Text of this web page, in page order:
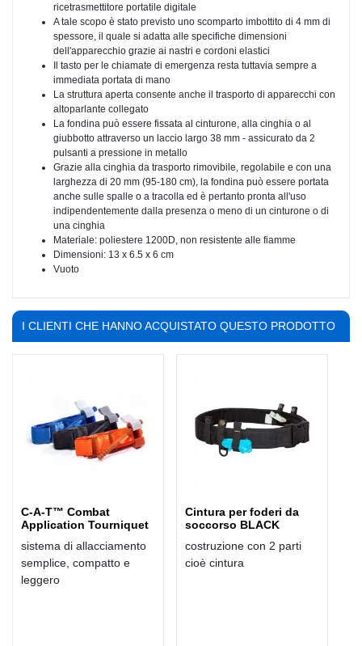
ricetrasmettitore portatile digitale
A tale scopo è stato previsto uno scomparto imbottito di 4 mm di
spessore, il quale si adatta alle specifiche dimensioni
dell'apparecchio grazie ai nastri e cordoni elastici
Il tasto per le chiamate di emergenza resta tuttavia sempre a
immediata portata di mano
La struttura aperta consente anche il trasporto di apparecchi con
altoparlante collegato
La fondina può essere fissata al cinturone, alla cinghia o al
giubbotto attraverso un laccio largo 38 mm - assicurato da 2
pulsanti a pressione in metallo
Grazie alla cinghia da trasporto rimovibile, regolabile e con una
larghezza di 20 mm (95-180 cm), la fondina può essere portata
anche sulle spalle o a tracolla ed è pertanto pronta all'uso
indipendentemente dalla presenza o meno di un cinturone o di
una cinghia
Materiale: poliestere 1200D, non resistente alle fiamme
Dimensioni: 13 x 6.5 x 6 cm
Vuoto
I CLIENTI CHE HANNO ACQUISTATO QUESTO PRODOTTO
C-A-T™ Combat
Application Tourniquet
sistema di allacciamento
semplice, compatto e
leggero
Cintura per foderi da
soccorso BLACK
costruzione con 2 parti
cioè cintura